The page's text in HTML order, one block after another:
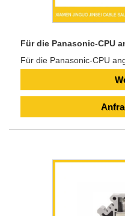
Für die Panasonic-CPU
Für die Panasonic-CPU